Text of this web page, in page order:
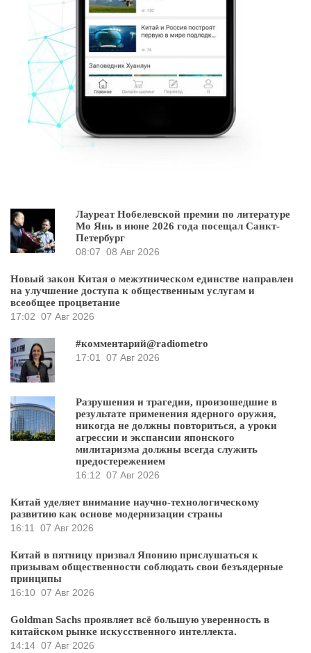
Лауреат Нобелевской премии по литературе
Мо Янь в июне 2026 года посещал Санкт-
Петербург
08:07 08 Авг 2026
Новый закон Китая о межэтническом единстве направлен
на улучшение доступа к общественным услугам и
всеобщее процветание
17:02 07 Авг 2026
#комментарий@radiometro
17:01
07 Авг 2026
Разрушения и трагедии, произошедшие в
результате применения ядерного оружия,
никогда не должны повториться, а уроки
агрессии и экспансии японского
милитаризма должны всегда служить
предостережением
16:12 07 Авг 2026
Китай уделяет внимание научно-технологическому
развитию как основе модернизации страны
16:11
07 Авг 2026
Китай в пятницу призвал Японию прислушаться к
призывам общественности соблюдать свои безъядерные
принципы
16:10 07 Авг 2026
Goldman Sachs проявляет всё большую уверенность в
китайском рынке искусственного интеллекта.
14:14 07 Авг 2026